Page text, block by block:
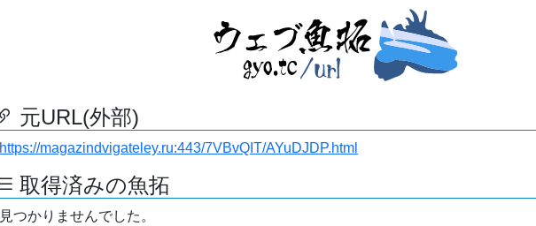
元URL(外部)
https://magazindvigateley.ru:443/7VBvQIT/AYuDJDP.html
取得済みの魚拓
見つかりませんでした。